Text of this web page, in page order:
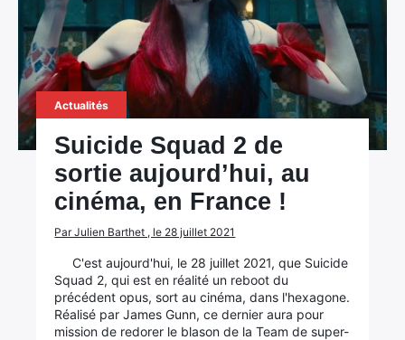
Actualités
Suicide Squad 2 de
sortie aujourd’hui, au
cinéma, en France !
Par Julien Barthet , le 28 juillet 2021
C'est aujourd'hui, le 28 juillet 2021, que Suicide
Squad 2, qui est en réalité un reboot du
précédent opus, sort au cinéma, dans l'hexagone.
Réalisé par James Gunn, ce dernier aura pour
mission de redorer le blason de la Team de super-